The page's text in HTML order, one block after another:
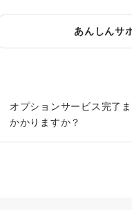
あんしんサ
オプションサービス完了
かかりますか？